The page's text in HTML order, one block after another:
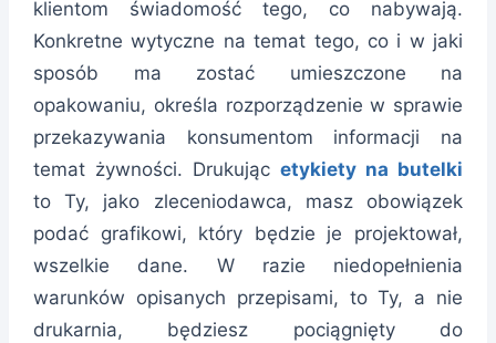
klientom świadomość tego, co nabywają.
Konkretne wytyczne na temat tego, co i w jaki
sposób ma zostać umieszczone na
opakowaniu, określa rozporządzenie w sprawie
przekazywania konsumentom informacji na
temat żywności. Drukując etykiety na butelki
to Ty, jako zleceniodawca, masz obowiązek
podać grafikowi, który będzie je projektował,
wszelkie dane. W razie niedopełnienia
warunków opisanych przepisami, to Ty, a nie
drukarnia, będziesz pociągnięty do